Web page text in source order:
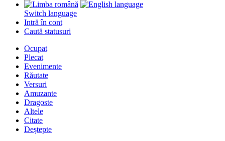
Switch language
Intră în cont
Caută statusuri
Ocupat
Plecat
Evenimente
Răutate
Versuri
Amuzante
Dragoste
Altele
Citate
Deștepte